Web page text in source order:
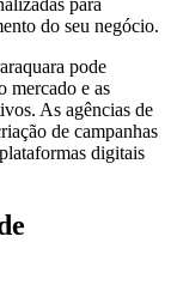
para
do seu negócio.
pode
mercado e as
As agências de
de campanhas
digitais